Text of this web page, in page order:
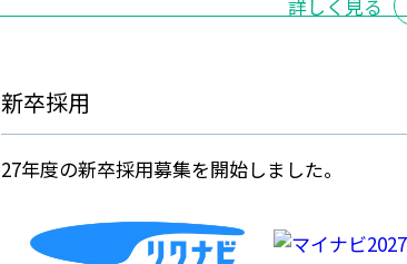
詳しく見る
新卒採用
27年度の新卒採用募集を開始しました。